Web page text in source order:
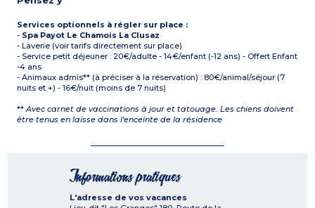
Services optionnels à régler sur place :
- Spa Payot Le Chamois La Clusaz
- Laverie (voir tarifs directement sur place)
- Service petit déjeuner : 20€/adulte - 14€/enfant (-12 ans) - Offert Enfant
-4 ans
- Animaux admis** (à préciser à la réservation) : 80€/animal/séjour (7
nuits et +) - 16€/nuit (moins de 7 nuits)
**Avec carnet de vaccinations à jour et tatouage. Les chiens doivent
être tenus en laisse dans l'enceinte de la résidence
Informations pratiques
L'adresse de vos vacances